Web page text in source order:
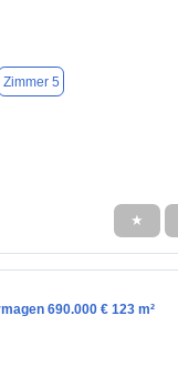
Zimmer 5
★
690.000 € 123 m²